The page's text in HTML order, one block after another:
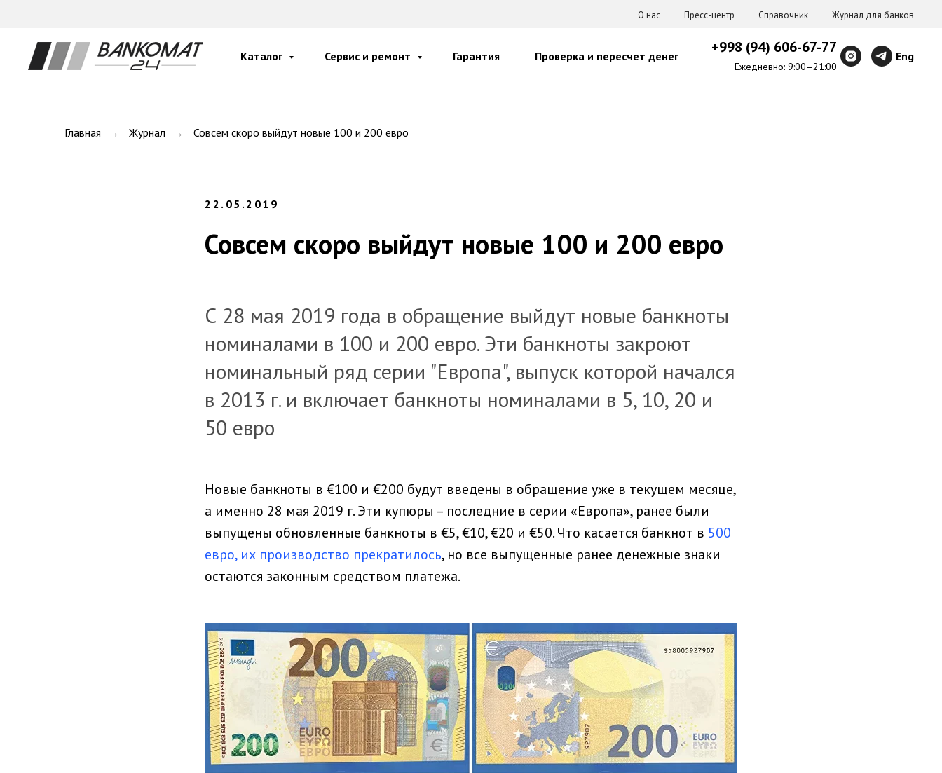
О нас Пресс-центр Справочник Журнал для банков
Каталог Сервис и ремонт Гарантия Проверка и пересчет денег +998 (94) 606-67-77
Ежедневно: 9:00–21:00
Eng
Главная → Журнал → Совсем скоро выйдут новые 100 и 200 евро
22.05.2019
Совсем скоро выйдут новые 100 и 200 евро
С 28 мая 2019 года в обращение выйдут новые банкноты
номиналами в 100 и 200 евро. Эти банкноты закроют
номинальный ряд серии "Европа", выпуск которой начался
в 2013 г. и включает банкноты номиналами в 5, 10, 20 и
50 евро
Новые банкноты в €100 и €200 будут введены в обращение уже в текущем месяце,
а именно 28 мая 2019 г. Эти купюры – последние в серии «Европа», ранее были
выпущены обновленные банкноты в €5, €10, €20 и €50. Что касается банкнот в 500
евро, их производство прекратилось, но все выпущенные ранее денежные знаки
остаются законным средством платежа.